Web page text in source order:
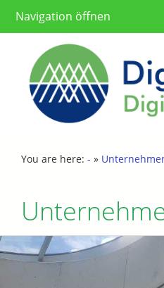
Navigation öffnen
You are here: - »